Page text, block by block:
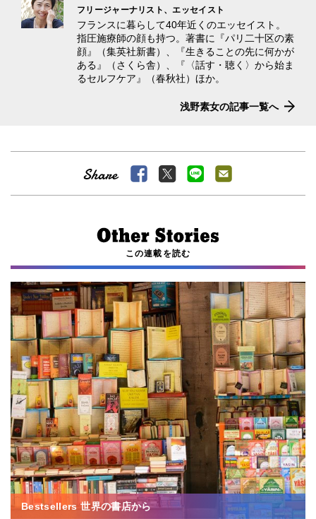
フリージャーナリスト、エッセイスト
フランスに暮らして40年近くのエッセイスト。
指圧施療師の顔も持つ。著書に『パリ二十区の素
顔』（集英社新書）、『生きることの先に何かが
ある』（さくら舎）、『〈話す・聴く〉から始ま
るセルフケア』（春秋社）ほか。
浅野素女の記事一覧へ
この連載を読む
Bestsellers 世界の書店から